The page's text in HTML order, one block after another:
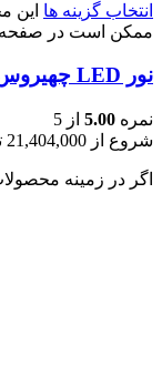
انتخاب گزینه ها این
ممکن است در صفحه
نور LED چهیروس مدل RGB VIVID 2
نمره 5.00 از 5
شروع از 21,404,000
اگر در زمینه